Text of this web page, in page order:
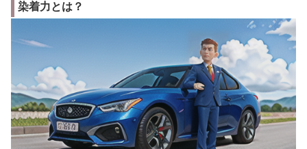
染着力とは？